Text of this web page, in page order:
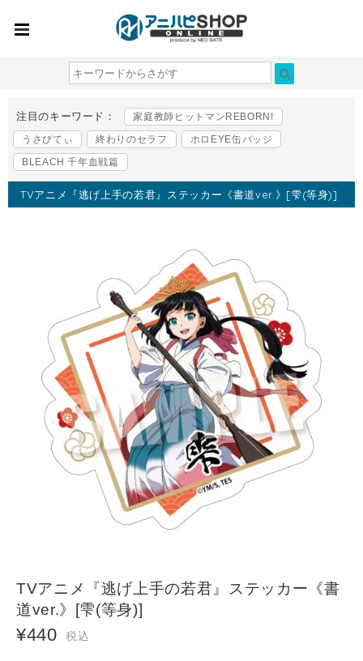
注目のキーワード：
家庭教師ヒットマンREBORN!
うさびてぃ
終わりのセラフ
ホロEYE缶バッジ
BLEACH 千年血戦篇
TVアニメ『逃げ上手の若君』ステッカー《書道ver.》[雫(等身)]
TVアニメ『逃げ上手の若君』ステッカー《書
道ver.》[雫(等身)]
¥440 税込